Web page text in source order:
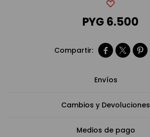
PYG 6.500
  
Envíos
Cambios y Devoluciones
Medios de pago
Bebidas sin alcohol
Accesorios y regalos